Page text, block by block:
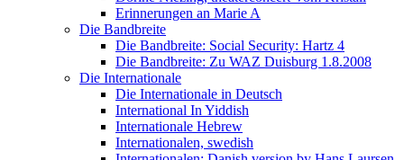
Erinnerungen an Marie A
Die Bandbreite
Die Bandbreite: Social Security: Hartz 4
Die Bandbreite: Zu WAZ Duisburg 1.8.2008
Die Internationale
Die Internationale in Deutsch
International In Yiddish
Internationale Hebrew
Internationalen, swedish